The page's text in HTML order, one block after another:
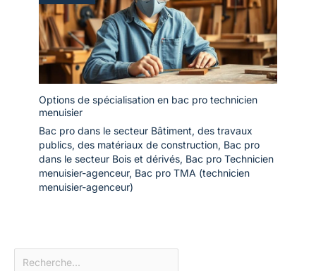
Options de spécialisation en bac pro technicien
menuisier
Bac pro dans le secteur Bâtiment, des travaux
publics, des matériaux de construction, Bac pro
dans le secteur Bois et dérivés, Bac pro Technicien
menuisier-agenceur, Bac pro TMA (technicien
menuisier-agenceur)